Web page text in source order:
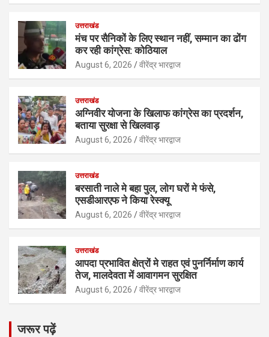
उत्तराखंड
मंच पर सैनिकों के लिए स्थान नहीं, सम्मान का ढोंग
कर रही कांग्रेस: कोठियाल
August 6, 2026 वीरेंद्र भारद्वाज
उत्तराखंड
अग्निवीर योजना के खिलाफ कांग्रेस का प्रदर्शन,
बताया सुरक्षा से खिलवाड़
August 6, 2026 वीरेंद्र भारद्वाज
उत्तराखंड
बरसाती नाले मे बहा पुल, लोग घरों मे फंसे,
एसडीआरएफ ने किया रेस्क्यू
August 6, 2026 वीरेंद्र भारद्वाज
उत्तराखंड
आपदा प्रभावित क्षेत्रों मे राहत एवं पुनर्निर्माण कार्य
तेज, मालदेवता में आवागमन सुरक्षित
August 6, 2026 वीरेंद्र भारद्वाज
जरूर पढ़ें